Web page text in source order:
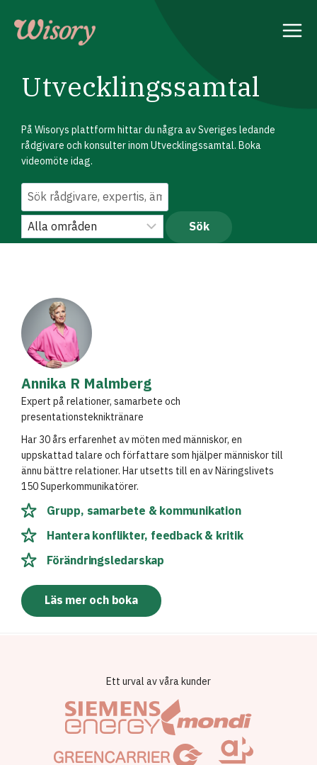
content
Utvecklingssamtal
På Wisorys plattform hittar du några av Sveriges ledande
rådgivare och konsulter inom Utvecklingssamtal. Boka
videomöte idag.
Annika R Malmberg
Expert på relationer, samarbete och
presentationstekniktränare
Har 30 års erfarenhet av möten med människor, en
uppskattad talare och författare som hjälper människor till
ännu bättre relationer. Har utsetts till en av Näringslivets
150 Superkommunikatörer.
Grupp, samarbete & kommunikation
Hantera konflikter, feedback & kritik
Förändringsledarskap
Läs mer och boka
Ett urval av våra kunder